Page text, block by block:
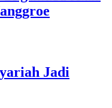
Jadi